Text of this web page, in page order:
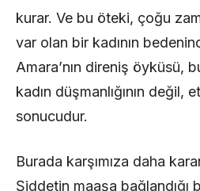
kurar. Ve bu öteki, çoğu
var olan bir kadının
Amara’nın direniş öyküsü,
kadın düşmanlığının değil,
sonucudur.
Burada karşımıza daha
Şiddetin maaşa bağlandığı